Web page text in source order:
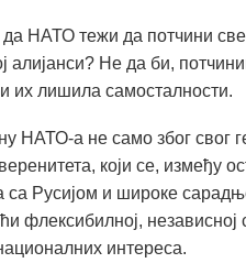
НАТО тежи да потчини
алијанси? Не да би,
их лишила самосталности.
НАТО-а не само због свог
који се, између
са Русијом и широке
флексибилној,
интереса.